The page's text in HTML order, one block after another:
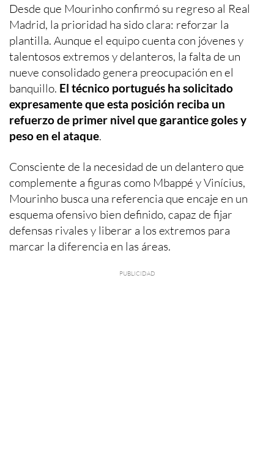
Desde que Mourinho confirmó su regreso al Real
Madrid, la prioridad ha sido clara: reforzar la
plantilla. Aunque el equipo cuenta con jóvenes y
talentosos extremos y delanteros, la falta de un
nueve consolidado genera preocupación en el
banquillo. El técnico portugués ha solicitado
expresamente que esta posición reciba un
refuerzo de primer nivel que garantice goles y
peso en el ataque.
Consciente de la necesidad de un delantero que
complemente a figuras como Mbappé y Vinícius,
Mourinho busca una referencia que encaje en un
esquema ofensivo bien definido, capaz de fijar
defensas rivales y liberar a los extremos para
marcar la diferencia en las áreas.